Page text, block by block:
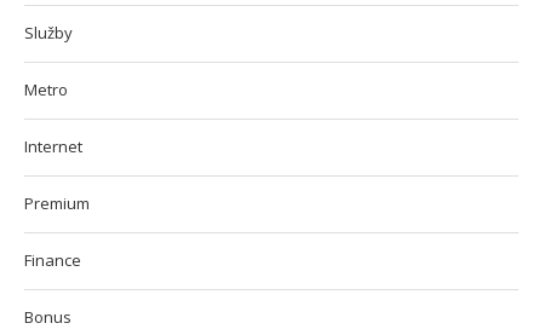
Služby
Metro
Internet
Premium
Finance
Bonus